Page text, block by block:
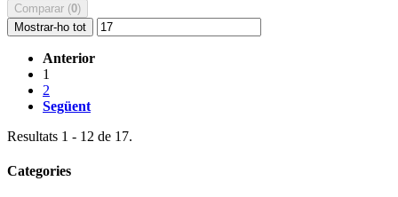
Comparar (0)
Mostrar-ho tot
Anterior
1
2
Següent
Resultats 1 - 12 de 17.
Categories